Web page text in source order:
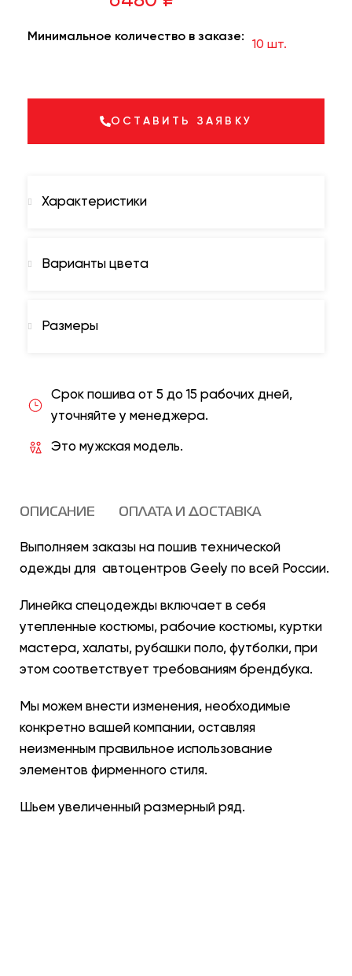
Минимальное количество в заказе:
10 шт.
ОСТАВИТЬ ЗАЯВКУ
Характеристики
Варианты цвета
Размеры
Срок пошива от 5 до 15 рабочих дней,
уточняйте у менеджера.
Это мужская модель.
ОПИСАНИЕ ОПЛАТА И ДОСТАВКА
Выполняем заказы на пошив технической
одежды для автоцентров Geely по всей России.
Линейка спецодежды включает в себя
утепленные костюмы, рабочие костюмы, куртки
мастера, халаты, рубашки поло, футболки, при
этом соответствует требованиям брендбука.
Мы можем внести изменения, необходимые
конкретно вашей компании, оставляя
неизменным правильное использование
элементов фирменного стиля.
Шьем увеличенный размерный ряд.